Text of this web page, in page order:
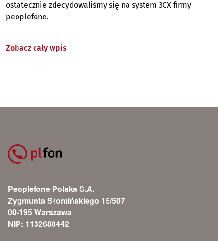
ostatecznie zdecydowaliśmy się na system 3CX firmy
peoplefone.
Zobacz cały wpis
Peoplefone Polska S.A.
Zygmunta Słomińskiego 15/507
00-195 Warszawa
NIP: 1132688442